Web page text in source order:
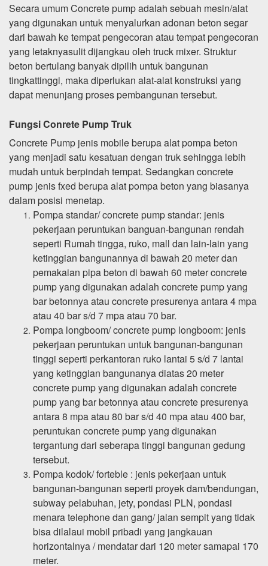
Secara umum Concrete pump adalah sebuah mesin/alat
yang digunakan untuk menyalurkan adonan beton segar
dari bawah ke tempat pengecoran atau tempat pengecoran
yang letaknyasulit dijangkau oleh truck mixer. Struktur
beton bertulang banyak dipilih untuk bangunan
tingkattinggi, maka diperlukan alat-alat konstruksi yang
dapat menunjang proses pembangunan tersebut.
Fungsi Conrete Pump Truk
Concrete Pump jenis mobile berupa alat pompa beton
yang menjadi satu kesatuan dengan truk sehingga lebih
mudah untuk berpindah tempat. Sedangkan concrete
pump jenis fxed berupa alat pompa beton yang biasanya
dalam posisi menetap.
Pompa standar/ concrete pump standar: jenis
pekerjaan peruntukan banguan-bangunan rendah
seperti Rumah tingga, ruko, mall dan lain-lain yang
ketinggian bangunannya di bawah 20 meter dan
pemakaian pipa beton di bawah 60 meter concrete
pump yang digunakan adalah concrete pump yang
bar betonnya atau concrete presurenya antara 4 mpa
atau 40 bar s/d 7 mpa atau 70 bar.
Pompa longboom/ concrete pump longboom: jenis
pekerjaan peruntukan untuk bangunan-bangunan
tinggi seperti perkantoran ruko lantai 5 s/d 7 lantai
yang ketinggian bangunanya diatas 20 meter
concrete pump yang digunakan adalah concrete
pump yang bar betonnya atau concrete presurenya
antara 8 mpa atau 80 bar s/d 40 mpa atau 400 bar,
peruntukan concrete pump yang digunakan
tergantung dari seberapa tinggi bangunan gedung
tersebut.
Pompa kodok/ forteble : jenis pekerjaan untuk
bangunan-bangunan seperti proyek dam/bendungan,
subway pelabuhan, jety, pondasi PLN, pondasi
menara telephone dan gang/ jalan sempit yang tidak
bisa dilalaui mobil pribadi yang jangkauan
horizontalnya / mendatar dari 120 meter samapai 170
meter.